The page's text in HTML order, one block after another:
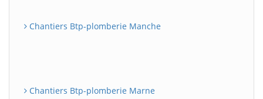
Chantiers Btp-plomberie Manche
Chantiers Btp-plomberie Marne